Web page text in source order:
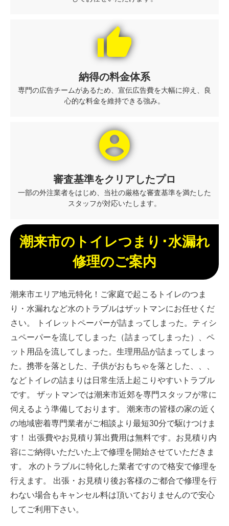
thumb_up
納得の料金体系
専門の広告チームがあるため、宣伝広告費を大幅に抑え、良
心的な料金を維持できる強み。
account_circle
審査基準をクリアしたプロ
一部の外注業者をはじめ、当社の厳格な審査基準を満たした
スタッフが対応いたします。
潮来市のトイレつまり･水漏れ
修理のご案内
潮来市エリア地元特化！ご家庭で起こるトイレのつま
り・水漏れなど水のトラブルはザットマンにお任せくだ
さい。 トイレットペーパーが詰まってしまった。ティシ
ュペーパーを流してしまった（詰まってしまった）、ペ
ット用品を流してしまった。生理用品が詰まってしまっ
た。携帯を落とした、子供がおもちゃを落とした、、、
などトイレの詰まりは日常生活上起こりやすいトラブル
です。 ザットマンでは潮来市近郊を専門スタッフが常に
伺えるよう準備しております。 潮来市の皆様の家の近く
の地域密着専門業者がご相談より最短30分で駆けつけま
す！ 出張費やお見積り算出費用は無料です。お見積り内
容にご納得いただいた上で修理を開始させていただきま
す。 水のトラブルに特化した業者ですので格安で修理を
行えます。 出張・お見積り後お客様のご都合で修理を行
わない場合もキャンセル料は頂いておりませんので安心
してご利用下さい。